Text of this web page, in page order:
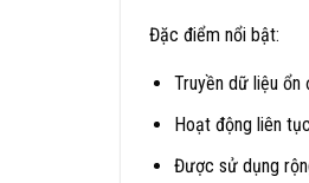
Đặc điểm nổi bật:
Truyền dữ liệu ổn
Hoạt động liên
Được sử dụng